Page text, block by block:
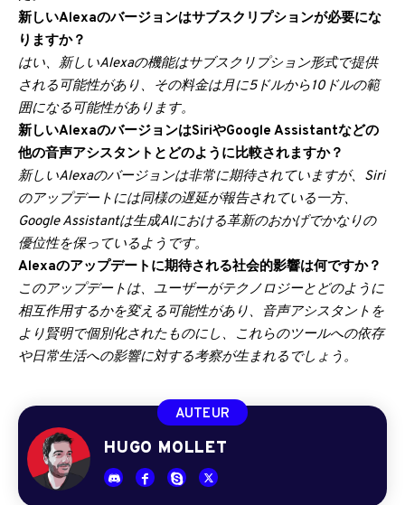
新しいAlexaのバージョンはサブスクリプションが必要にな
りますか？
はい、新しいAlexaの機能はサブスクリプション形式で提供
される可能性があり、その料金は月に5ドルから10ドルの範
囲になる可能性があります。
新しいAlexaのバージョンはSiriやGoogle Assistantなどの
他の音声アシスタントとどのように比較されますか？
新しいAlexaのバージョンは非常に期待されていますが、Siri
のアップデートには同様の遅延が報告されている一方、
Google Assistantは生成AIにおける革新のおかげでかなりの
優位性を保っているようです。
Alexaのアップデートに期待される社会的影響は何ですか？
このアップデートは、ユーザーがテクノロジーとどのように
相互作用するかを変える可能性があり、音声アシスタントを
より賢明で個別化されたものにし、これらのツールへの依存
や日常生活への影響に対する考察が生まれるでしょう。
AUTEUR
HUGO MOLLET